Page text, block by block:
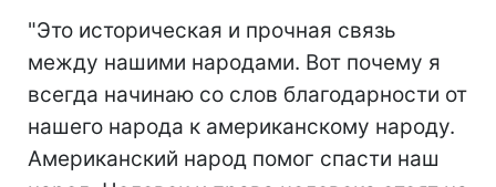
"Это историческая и прочная связь
между нашими народами. Вот почему я
всегда начинаю со слов благодарности от
нашего народа к американскому народу.
Американский народ помог спасти наш